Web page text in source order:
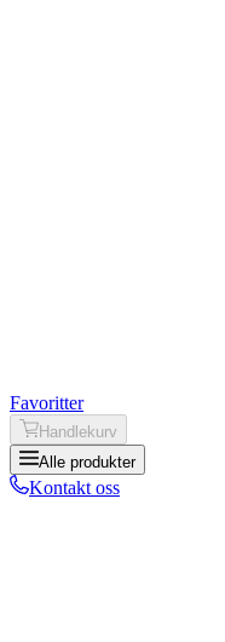
Favoritter
Handlekurv
Alle produkter
Kontakt oss